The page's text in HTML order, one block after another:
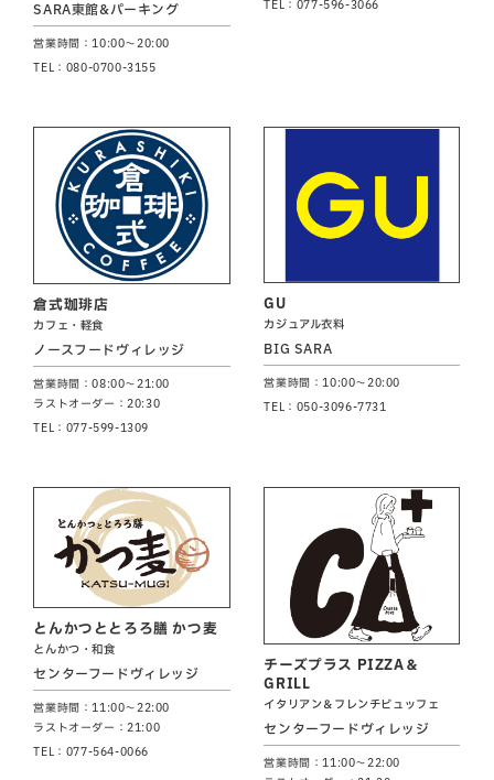
SARA東館&パーキング
営業時間：10:00～20:00
TEL：080-0700-3155
TEL：077-596-3066
倉式珈琲店
カフェ・軽食
ノースフードヴィレッジ
営業時間：08:00～21:00
ラストオーダー：20:30
TEL：077-599-1309
GU
カジュアル衣料
BIG SARA
営業時間：10:00～20:00
TEL：050-3096-7731
とんかつととろろ膳 かつ麦
とんかつ・和食
センターフードヴィレッジ
営業時間：11:00～22:00
ラストオーダー：21:00
TEL：077-564-0066
チーズプラス PIZZA＆
GRILL
イタリアン＆フレンチビュッフェ
センターフードヴィレッジ
営業時間：11:00～22:00